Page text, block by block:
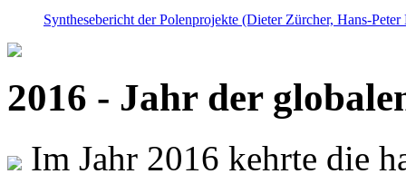
Synthesebericht der Polenprojekte (Dieter Zürcher, Hans-
2016 - Jahr der
Im Jahr 2016 kehrte die